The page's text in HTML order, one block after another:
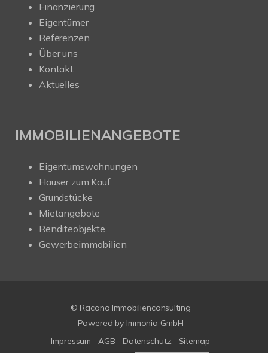
Finanzierung
Eigentümer
Referenzen
Über uns
Kontakt
Aktuelles
IMMOBILIENANGEBOTE
Eigentumswohnungen
Häuser zum Kauf
Grundstücke
Mietangebote
Renditeobjekte
Gewerbeimmobilien
© Racano Immobilienconsulting
Powered by Immonia GmbH
Impressum
AGB Datenschutz
Sitemap